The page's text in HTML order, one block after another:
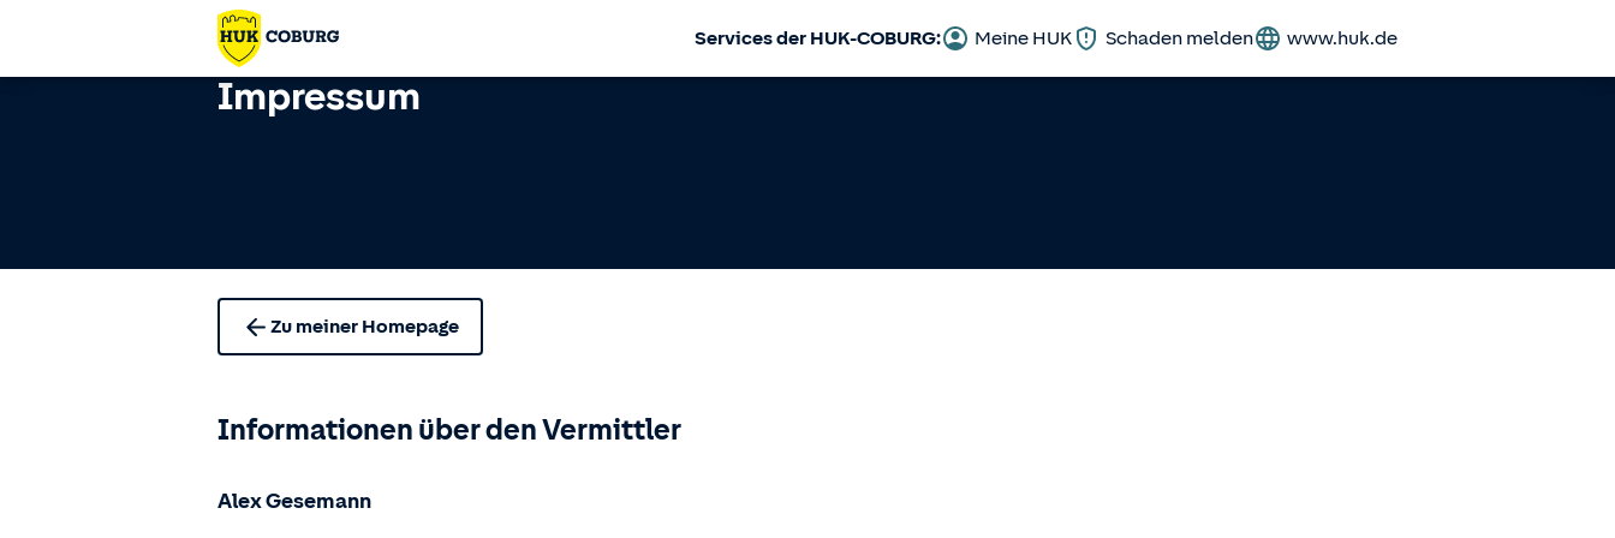
Services der HUK-COBURG: Meine HUK Schaden melden www.huk.de
Impressum
Zu meiner Homepage
Informationen über den Vermittler
Alex Gesemann